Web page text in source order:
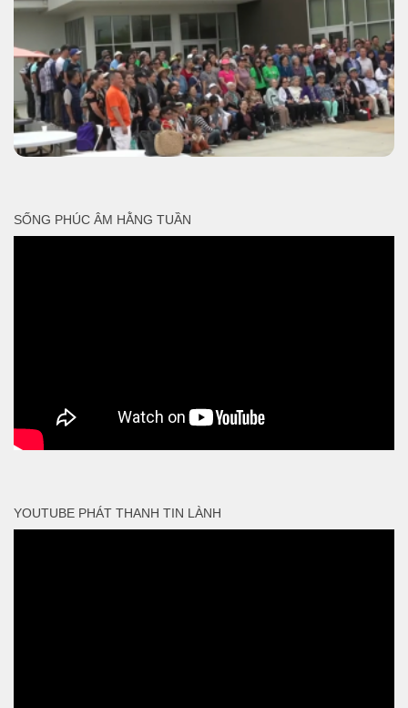
SỐNG PHÚC ÂM HẰNG TUẦN
YOUTUBE PHÁT THANH TIN LÀNH